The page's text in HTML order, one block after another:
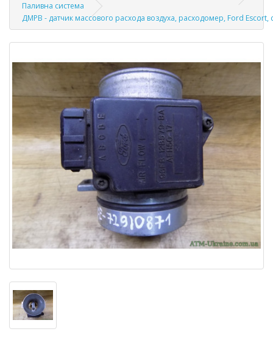
Паливна система
ДМРВ - датчик массового расхода воздуха, расходомер, Ford Escort,